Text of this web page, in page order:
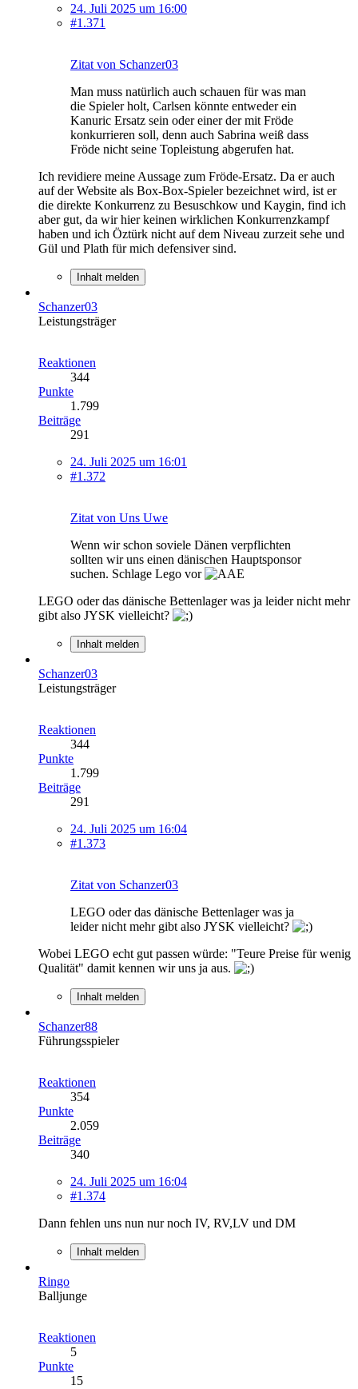
24. Juli 2025 um 16:00
#1.371
Zitat von Schanzer03
Man muss natürlich auch schauen für was man
die Spieler holt, Carlsen könnte entweder ein
Kanuric Ersatz sein oder einer der mit Fröde
konkurrieren soll, denn auch Sabrina weiß dass
Fröde nicht seine Topleistung abgerufen hat.
Ich revidiere meine Aussage zum Fröde-Ersatz. Da er auch
auf der Website als Box-Box-Spieler bezeichnet wird, ist er
die direkte Konkurrenz zu Besuschkow und Kaygin, find ich
aber gut, da wir hier keinen wirklichen Konkurrenzkampf
haben und ich Öztürk nicht auf dem Niveau zurzeit sehe und
Gül und Plath für mich defensiver sind.
Inhalt melden
Schanzer03
Leistungsträger
Reaktionen
344
Punkte
1.799
Beiträge
291
24. Juli 2025 um 16:01
#1.372
Zitat von Uns Uwe
Wenn wir schon soviele Dänen verpflichten
sollten wir uns einen dänischen Hauptsponsor
suchen. Schlage Lego vor
LEGO oder das dänische Bettenlager was ja leider nicht mehr
gibt also JYSK vielleicht?
Inhalt melden
Schanzer03
Leistungsträger
Reaktionen
344
Punkte
1.799
Beiträge
291
24. Juli 2025 um 16:04
#1.373
Zitat von Schanzer03
LEGO oder das dänische Bettenlager was ja
leider nicht mehr gibt also JYSK vielleicht?
Wobei LEGO echt gut passen würde: "Teure Preise für wenig
Qualität" damit kennen wir uns ja aus.
Inhalt melden
Schanzer88
Führungsspieler
Reaktionen
354
Punkte
2.059
Beiträge
340
24. Juli 2025 um 16:04
#1.374
Dann fehlen uns nun nur noch IV, RV,LV und DM
Inhalt melden
Ringo
Balljunge
Reaktionen
5
Punkte
15